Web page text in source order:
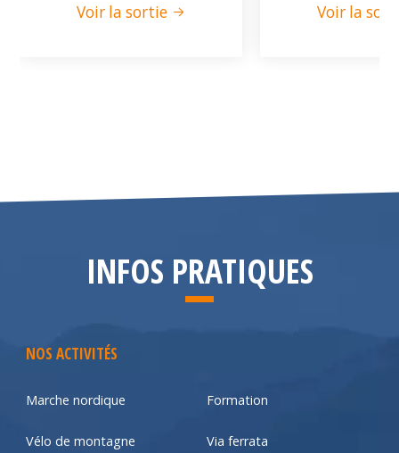
Voir la sortie Voir la
INFOS PRATIQUES
NOS ACTIVITÉS
Marche nordique Formation
Vélo de montagne Via ferrata